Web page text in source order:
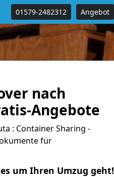
01579-2482312 Angebot
nach
Angebote
: Container Sharing -
für
um Ihren Umzug geht!